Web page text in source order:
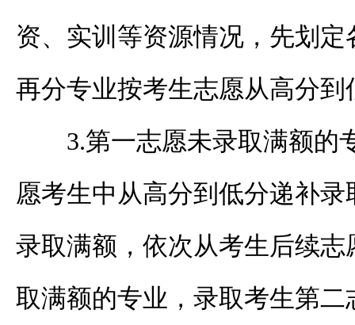
资、实训等资源情况，先划
再分专业按考生志愿从高分到
3.第一志愿未录取满额的
愿考生中从高分到低分递补
录取满额，依次从考生后续
取满额的专业，录取考生第